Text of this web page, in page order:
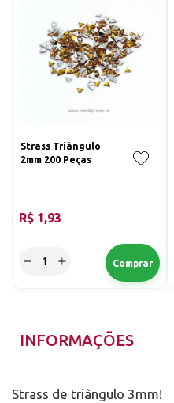
Strass Triângulo
2mm 200 Peças
R$ 1,93
INFORMAÇÕES
Strass de triângulo 3mm!